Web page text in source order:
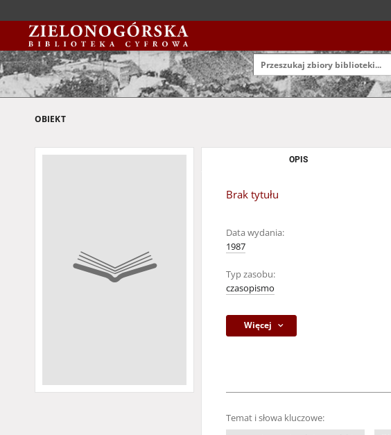
OBIEKT
OPIS
Brak tytułu
Data wydania:
1987
Typ zasobu:
czasopismo
Więcej
Temat i słowa kluczowe: